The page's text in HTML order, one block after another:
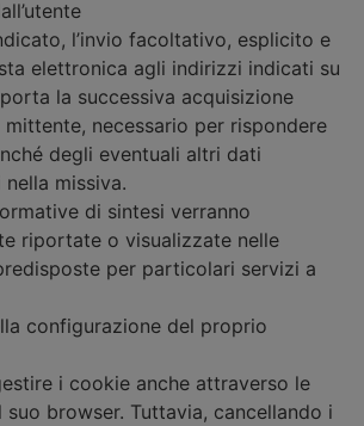
l’invio facoltativo, esplicito e
elettronica agli indirizzi indicati su
la successiva acquisizione
mittente, necessario per rispondere
degli eventuali altri dati
missiva.
di sintesi verranno
riportate o visualizzate nelle
per particolari servizi a
configurazione del proprio
i cookie anche attraverso le
browser. Tuttavia, cancellando i